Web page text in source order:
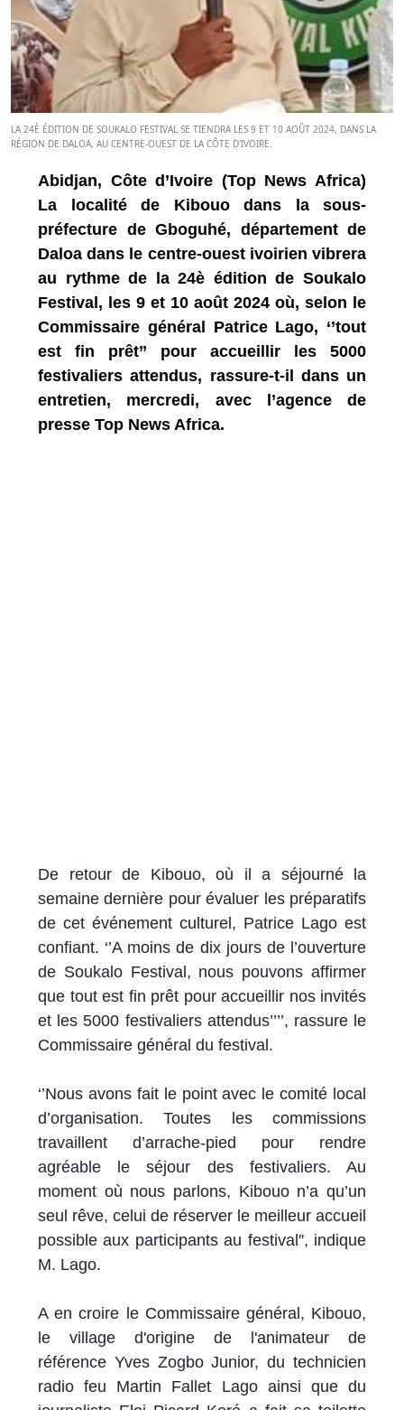
LA 24È ÉDITION DE SOUKALO FESTIVAL SE TIENDRA LES 9 ET 10 AOÛT 2024, DANS LA
RÉGION DE DALOA, AU CENTRE-OUEST DE LA CÔTE D'IVOIRE.
Abidjan, Côte d’Ivoire (Top News Africa)
La localité de Kibouo dans la sous-
préfecture de Gboguhé, département de
Daloa dans le centre-ouest ivoirien vibrera
au rythme de la 24è édition de Soukalo
Festival, les 9 et 10 août 2024 où, selon le
Commissaire général Patrice Lago, ‘’tout
est fin prêt’’ pour accueillir les 5000
festivaliers attendus, rassure-t-il dans un
entretien, mercredi, avec l’agence de
presse Top News Africa.
De retour de Kibouo, où il a séjourné la
semaine dernière pour évaluer les préparatifs
de cet événement culturel, Patrice Lago est
confiant. ‘’A moins de dix jours de l’ouverture
de Soukalo Festival, nous pouvons affirmer
que tout est fin prêt pour accueillir nos invités
et les 5000 festivaliers attendus’’’’, rassure le
Commissaire général du festival.
‘’Nous avons fait le point avec le comité local
d’organisation. Toutes les commissions
travaillent d’arrache-pied pour rendre
agréable le séjour des festivaliers. Au
moment où nous parlons, Kibouo n’a qu’un
seul rêve, celui de réserver le meilleur accueil
possible aux participants au festival'', indique
M. Lago.
A en croire le Commissaire général, Kibouo,
le village d'origine de l'animateur de
référence Yves Zogbo Junior, du technicien
radio feu Martin Fallet Lago ainsi que du